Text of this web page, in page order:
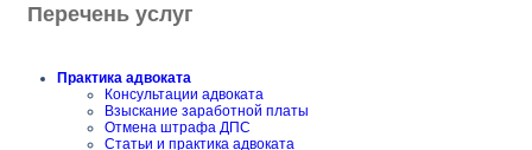
Перечень услуг
Практика адвоката
Консультации адвоката
Взыскание заработной платы
Отмена штрафа ДПС
Статьи и практика адвоката